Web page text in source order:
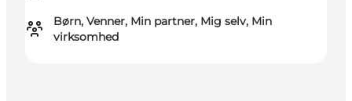
Børn, Venner, Min partner, Mig selv, Min
virksomhed